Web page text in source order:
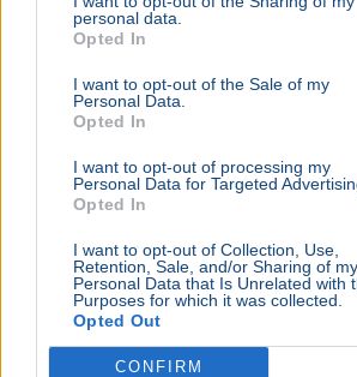
personal data.
Opted In
I want to opt-out of the Sale of my
Personal Data.
Opted In
I want to opt-out of processing my
Personal Data for Targeted
Opted In
I want to opt-out of Collection, Use,
Retention, Sale, and/or Sharing of my
Personal Data that Is Unrelated with
Purposes for which it was collected.
Opted Out
CONFIRM
Az NHTSA javaslata szerint a
tervezett amerikai autóknak nem
rendelkezniük.Bővebben...